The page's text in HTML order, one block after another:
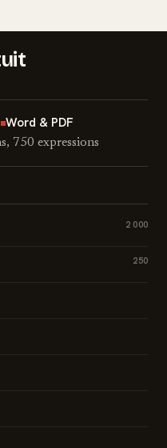
Word & PDF
750 expressions
2 000
250